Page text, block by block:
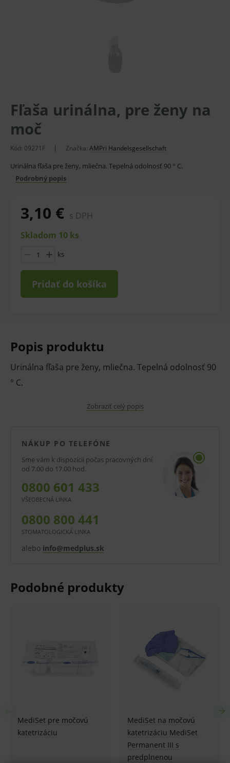
Fľaša urinálna, pre ženy na
moč
Kód: 09271F Značka: AMPri Handelsgesellschaft
Urinálna fľaša pre ženy, mliečna. Tepelná odolnosť 90 ° C.
Podrobný popis
3,10 € s DPH
Skladom 10 ks
ks
Pridať do košíka
Popis produktu
Urinálna fľaša pre ženy, mliečna. Tepelná odolnosť 90
° C.
V prípade porušenia zapečateného obalu tohto
zmluvy v lehote 14 dní.
Zobraziť celý popis
NÁKUP PO TELEFÓNE
Sme vám k dispozícii počas pracovných dní
od 7.00 do 17.00 hod.
0800 601 433
VŠEOBECNÁ LINKA
0800 800 441
STOMATOLOGICKÁ LINKA
alebo info@medplus.sk